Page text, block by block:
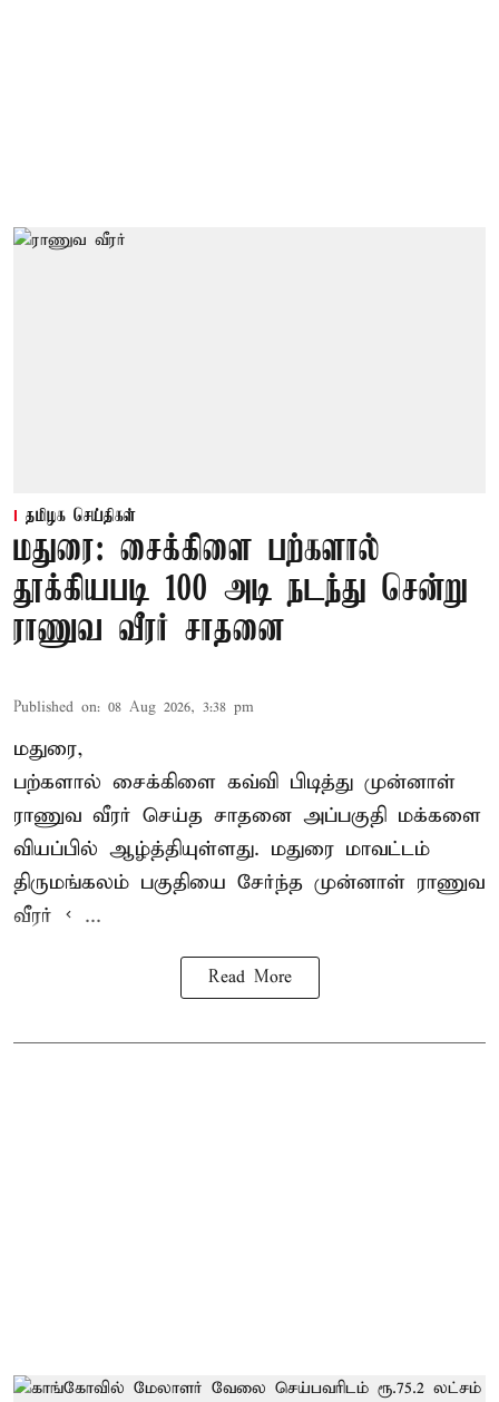
தமிழக செய்திகள்
மதுரை: சைக்கிளை பற்களால்
தூக்கியபடி 100 அடி நடந்து சென்று
ராணுவ வீரர் சாதனை
Published on: 08 Aug 2026, 3:38 pm
மதுரை,
பற்களால் சைக்கிளை கவ்வி பிடித்து முன்னாள்
ராணுவ வீரர் செய்த சாதனை அப்பகுதி மக்களை
வியப்பில் ஆழ்த்தியுள்ளது. மதுரை மாவட்டம்
திருமங்கலம் பகுதியை சேர்ந்த முன்னாள் ராணுவ
வீரர் < ...
Read More